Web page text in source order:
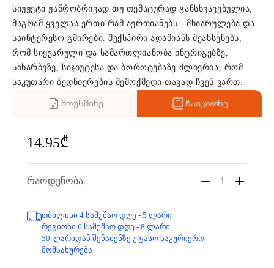
სიუჟეტი ჟანრობრივად თუ თემატურად განსხვავებულია,
მაგრამ ყველას ერთი რამ აერთიანებს - მხიარულება და
საინტერესო გმირები. შექსპირი ადამიანს შეახსენებს,
რომ სიყვარული და სამართლიანობა ინტრიგებზე,
სიხარბეზე, სიჯიუტესა და ბოროტებაზე ძლიერია, რომ
საკუთარი ბედნიერების შემოქმედი თავად ჩვენ ვართ.
მოუსმინე წაიკითხე
14.95₾
რაოდენობა 1
თბილისი 4 სამუშაო დღე - 5 ლარი
რეგიონი 6 სამუშაო დღე - 8 ლარი
50 ლარიდან შენაძენზე უფასო საკურიერო
მომსახურება